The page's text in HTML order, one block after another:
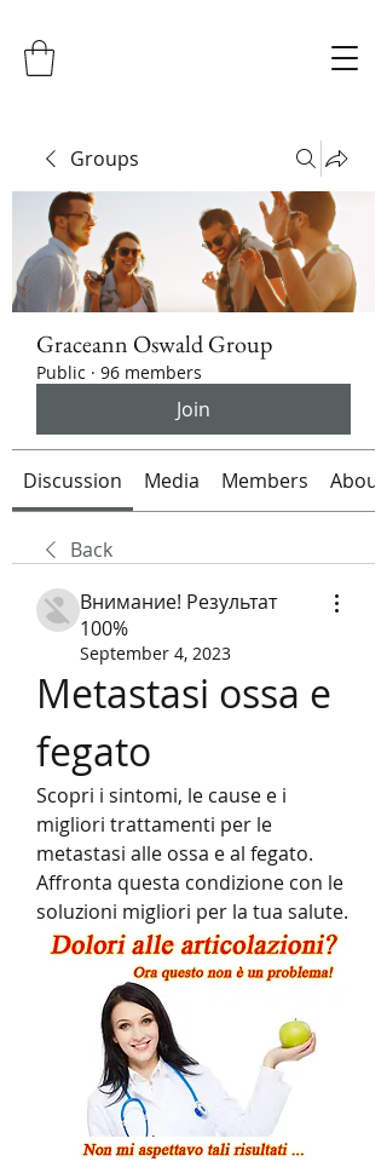
Groups
Graceann Oswald Group
Public · 96 members
Join
Discussion Media Members About
Back
Внимание! Результат
100%
September 4, 2023
Metastasi ossa e
fegato
Scopri i sintomi, le cause e i
migliori trattamenti per le
metastasi alle ossa e al fegato.
Affronta questa condizione con le
soluzioni migliori per la tua salute.